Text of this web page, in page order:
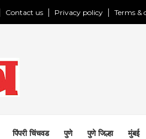
Contact us Privacy policy Terms &
पिंपरी चिंचवड पुणे पुणे जिल्हा मुंबई